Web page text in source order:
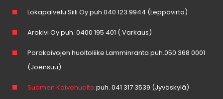
Lokapalvelu Siili Oy puh.040 123 9944 (Leppävirta)
Arokivi Oy puh. 0400 195 401 ( Varkaus)
Porakaivojen huoltoliike Lamminranta puh.050 368 0001
(Joensuu)
Suomen Kaivohuolto puh. 041 317 3539 (Jyväskylä)